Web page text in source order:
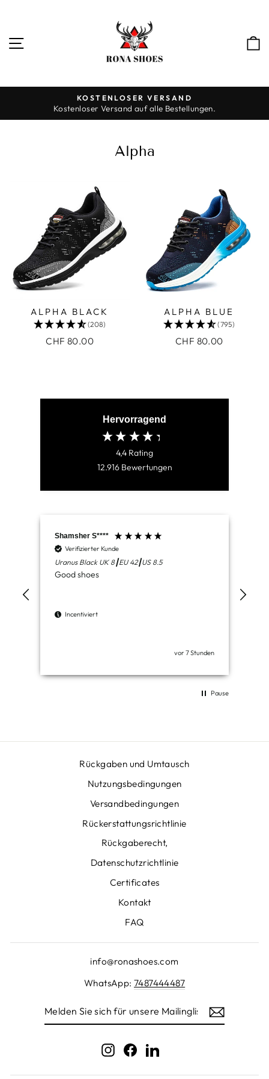
SEITENNAVIGATION
Pause
KOSTENLOSER VERSAND
Kostenloser Versand auf alle Bestellungen.
Alpha
ALPHA BLACK
(208)
CHF 80.00
ALPHA BLUE
(795)
CHF 80.00
Hervorragend
4,4 Rating
12.916 Bewertungen
Shamsher S****
Verifizierter Kunde
Uranus Black UK 8┃EU 42┃US 8.5
Good shoes
Incentiviert
vor 7 Stunden
Pause
Rückgaben und Umtausch
Nutzungsbedingungen
Versandbedingungen
Rückerstattungsrichtlinie
Rückgaberecht,
Datenschutzrichtlinie
Certificates
Kontakt
FAQ
info@ronashoes.com
WhatsApp: 7487444487
Instagram
FacebookLinkedIn